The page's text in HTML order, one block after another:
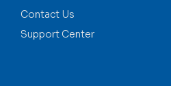
Contact Us
Support Center